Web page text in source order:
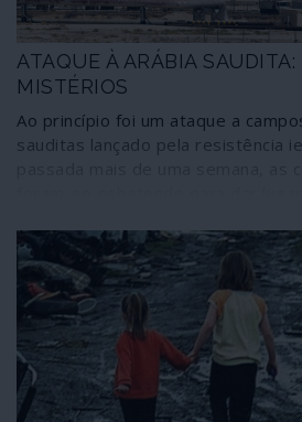
ATAQUE À ARÁBIA SAUDITA:
MISTÉRIOS
Ao princípio foi um ataque a
sauditas lançado pela resistência
alimentando uma enorme
pescadores globais de águas
grandes especuladores
da dívida, os amantes das “crises
fanáticos da necessidade de uma